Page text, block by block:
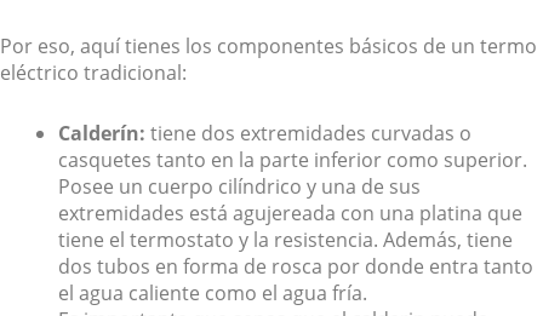
Por eso, aquí tienes los componentes básicos de un termo
eléctrico tradicional:
Calderín: tiene dos extremidades curvadas o
casquetes tanto en la parte inferior como superior.
Posee un cuerpo cilíndrico y una de sus
extremidades está agujereada con una platina que
tiene el termostato y la resistencia. Además, tiene
dos tubos en forma de rosca por donde entra tanto
el agua caliente como el agua fría.